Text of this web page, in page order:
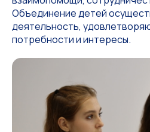
Объединение детей
деятельность,
потребности и интересы.